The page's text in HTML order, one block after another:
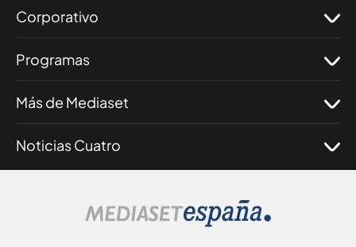
Corporativo
Programas
Más de Mediaset
Noticias Cuatro